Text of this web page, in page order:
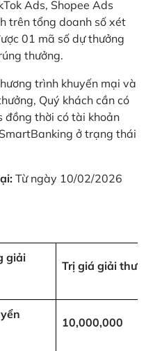
Ads, Shopee Ads
trên tổng doanh số xét
01 mã số dự thưởng
thưởng.
trình khuyến mại và
Quý khách cần có
đồng thời có tài khoản
ở trạng thái
Từ ngày 10/02/2026
giải
Trị giá giải
10,000,000